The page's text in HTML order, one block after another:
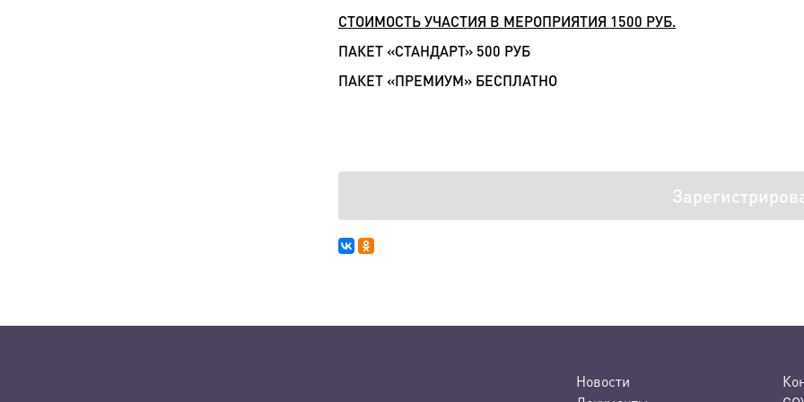
СТОИМОСТЬ УЧАСТИЯ В МЕРОПРИЯТИЯ 1500 РУБ.
ПАКЕТ «СТАНДАРТ» 500 РУБ
ПАКЕТ «ПРЕМИУМ» БЕСПЛАТНО
Новости